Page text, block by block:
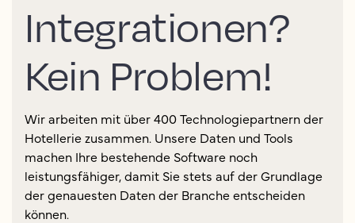
Integrationen?
Kein Problem!
Wir arbeiten mit über 400 Technologiepartnern der
Hotellerie zusammen. Unsere Daten und Tools
machen Ihre bestehende Software noch
leistungsfähiger, damit Sie stets auf der Grundlage
der genauesten Daten der Branche entscheiden
können.